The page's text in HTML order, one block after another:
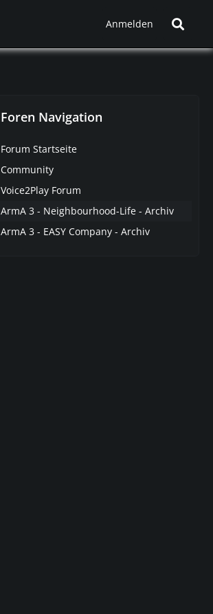
Anmelden
Foren Navigation
Forum Startseite
Community
Voice2Play Forum
ArmA 3 - Neighbourhood-Life - Archiv
ArmA 3 - EASY Company - Archiv